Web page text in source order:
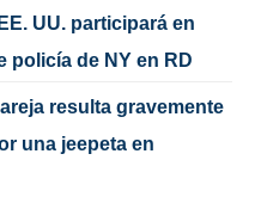
UU. participará en
policía de NY en RD
resulta gravemente
una jeepeta en